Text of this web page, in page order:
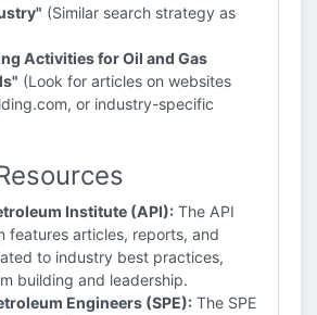
(Similar search strategy as
Activities for Oil and Gas
(Look for articles on websites
or industry-specific
Institute (API): The API
features articles, reports, and
to industry best practices,
building and leadership.
Engineers (SPE): The SPE